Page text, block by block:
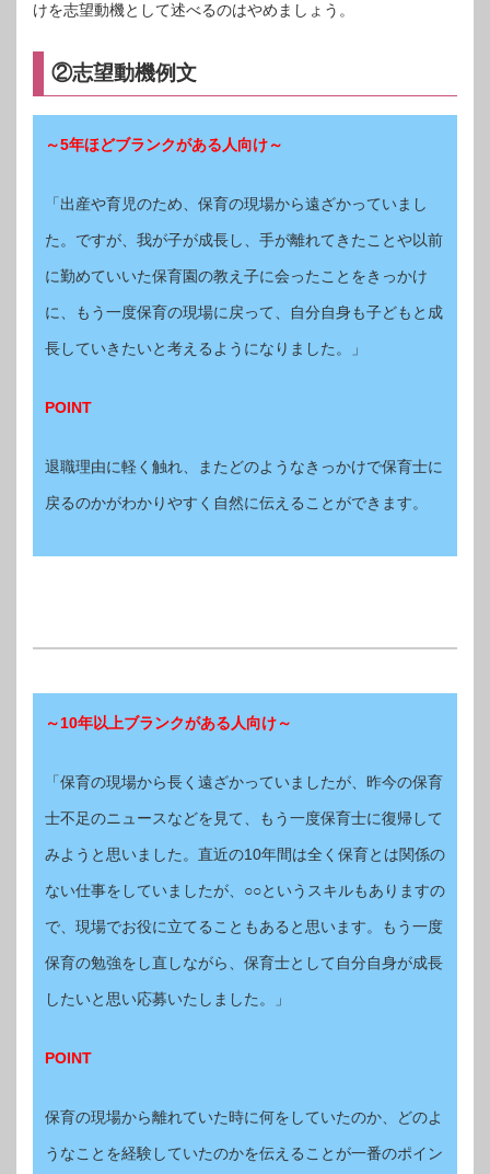
けを志望動機として述べるのはやめましょう。
②志望動機例文
～5年ほどブランクがある人向け～
「出産や育児のため、保育の現場から遠ざかっていまし
た。ですが、我が子が成長し、手が離れてきたことや以前
に勤めていいた保育園の教え子に会ったことをきっかけ
に、もう一度保育の現場に戻って、自分自身も子どもと成
長していきたいと考えるようになりました。」
POINT
退職理由に軽く触れ、またどのようなきっかけで保育士に
戻るのかがわかりやすく自然に伝えることができます。
～10年以上ブランクがある人向け～
「保育の現場から長く遠ざかっていましたが、昨今の保育
士不足のニュースなどを見て、もう一度保育士に復帰して
みようと思いました。直近の10年間は全く保育とは関係の
ない仕事をしていましたが、○○というスキルもありますの
で、現場でお役に立てることもあると思います。もう一度
保育の勉強をし直しながら、保育士として自分自身が成長
したいと思い応募いたしました。」
POINT
保育の現場から離れていた時に何をしていたのか、どのよ
うなことを経験していたのかを伝えることが一番のポイン